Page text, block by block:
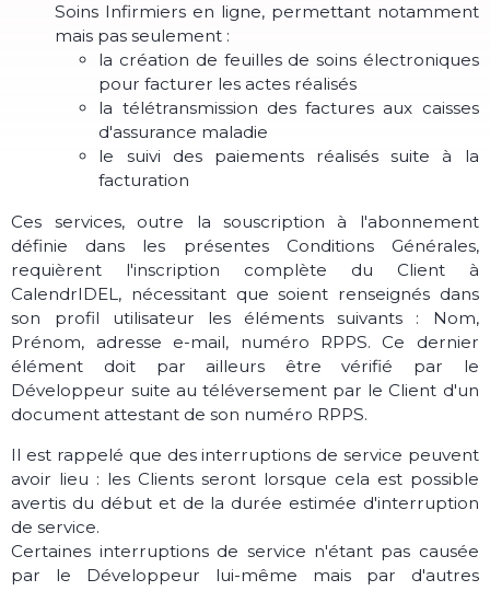
Soins Infirmiers en ligne, permettant notamment
mais pas seulement :
la création de feuilles de soins électroniques
pour facturer les actes réalisés
la télétransmission des factures aux caisses
d'assurance maladie
le suivi des paiements réalisés suite à la
facturation
Ces services, outre la souscription à l'abonnement
définie dans les présentes Conditions Générales,
requièrent l'inscription complète du Client à
CalendrIDEL, nécessitant que soient renseignés dans
son profil utilisateur les éléments suivants : Nom,
Prénom, adresse e-mail, numéro RPPS. Ce dernier
élément doit par ailleurs être vérifié par le
Développeur suite au téléversement par le Client d'un
document attestant de son numéro RPPS.
Il est rappelé que des interruptions de service peuvent
avoir lieu : les Clients seront lorsque cela est possible
avertis du début et de la durée estimée d'interruption
de service.
Certaines interruptions de service n'étant pas causée
par le Développeur lui-même mais par d'autres